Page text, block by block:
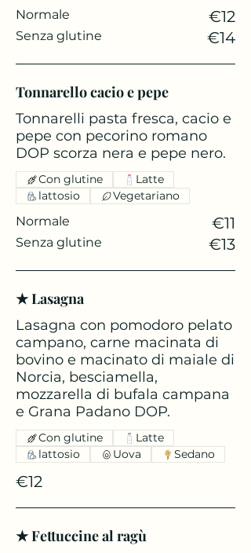
Normale €12
Senza glutine €14
Tonnarello cacio e pepe
Tonnarelli pasta fresca, cacio e
pepe con pecorino romano
DOP scorza nera e pepe nero.
Normale €11
Senza glutine €13
Con glutine
Latte
lattosio
Vegetariano
★ Lasagna
Lasagna con pomodoro pelato
campano, carne macinata di
bovino e macinato di maiale di
Norcia, besciamella,
mozzarella di bufala campana
e Grana Padano DOP.
€12
Con glutine
Latte
lattosio
Uova Sedano
★ Fettuccine al ragù